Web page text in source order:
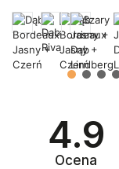
4.9
Ocena